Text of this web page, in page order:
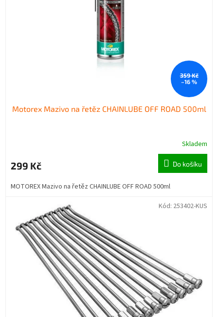
359 Kč
–16 %
Motorex Mazivo na řetěz CHAINLUBE OFF ROAD 500ml
Skladem
299 Kč Do košíku
MOTOREX Mazivo na řetěz CHAINLUBE OFF ROAD 500ml
Kód: 253402-KUS